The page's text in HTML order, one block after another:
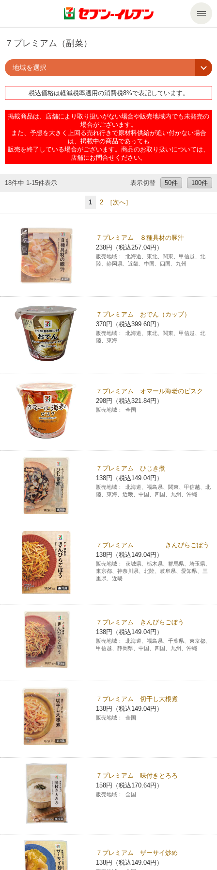
商品のご案内
商品のご案内トップ
今週の新商品
商品カテゴリ一覧
食の安全・安心への取組み
ギフト
プリペイドカード・金券
ニンテンドー・ダウンロードカード
セール・キャンペーン
サービス
nanacoトップ
マルチコピー機でできることトップ
コピー
プリント
スキャン
ファクス
チケット
スポーツ振興くじ
行政サービス
保険
学び・教育
宅配便
切手・はがき・印紙
セブン銀行ATM
ご利用可能なお支払い方法
各種料金のお支払い
レジでApple Accountにチャージ
オンラインフォトサービス
宅配ロッカー（店舗限定）
自転車シェアリング（店舗限定）
モバイルバッテリーシェアリング（店舗限定）
モバイルWi-Fiバッテリーシェアリング（店舗限定）
荷物預かりサービス「ecbocloakエクボクローク」（店舗限定）
パウダースペース ラブン（店舗限定）
ソフトバンクギフト
チケットサービス
セブンチケット
チケットぴあ
イープラス
CNプレイガイド
セブン‐イレブンでお受取り
タワーレコード
セブンネットショッピング
停電時のサービス停止のお知らせ
企業情報トップ
ニュースリリース
企業理念
会社概要
沿革
国内店舗数
セブン‐イレブンの海外事業
データで見るセブン‐イレブン
セブン‐イレブンの「商品力」
セブン-イレブンの横顔
セブン-イレブンの歴史
私たちの取組み
サステナビリティ
セブン＆アイ・ホールディングスの重点課題
サステナビリティ活動基本方針
GREEN CHALLENGE 2050
4VISIONS
サステナビリティレポート
報告書ライブラリー
加盟店オーナー募集 物件募集・購入
アルバイト情報
店舗検索
ネットショッピング
お問い合わせ
Language
English (Corporate)
English (Services)
简体中文(服务)
한국어(서비스)
ภาษาไทย(บริการ)
７プレミアム（副菜）
地域を選択
税込価格は軽減税率適用の消費税8%で表記しています。
掲載商品は、店舗により取り扱いがない場合や販売地域内でも未発売の
場合がございます。
また、予想を大きく上回る売れ行きで原材料供給が追い付かない場合
は、掲載中の商品であっても
販売を終了している場合がございます。商品のお取り扱いについては、
店舗にお問合せください。
18件中 1-15件表示 表示切替 50件 100件
1 2 ［次へ］
７プレミアム ８種具材の豚汁
238円（税込257.04円）
販売地域：
北海道、東北、関東、甲信越、北
陸、静岡県、近畿、中国、四国、九州
７プレミアム おでん（カップ）
370円（税込399.60円）
販売地域：
北海道、東北、関東、甲信越、北
陸、東海
７プレミアム オマール海老のビスク
298円（税込321.84円）
販売地域： 全国
７プレミアム ひじき煮
138円（税込149.04円）
販売地域：
北海道、福島県、関東、甲信越、北
陸、東海、近畿、中国、四国、九州、沖縄
７プレミアム きんぴらごぼう
138円（税込149.04円）
販売地域：
茨城県、栃木県、群馬県、埼玉県、
東京都、神奈川県、北陸、岐阜県、愛知県、三
重県、近畿
７プレミアム きんぴらごぼう
138円（税込149.04円）
販売地域：
北海道、福島県、千葉県、東京都、
甲信越、静岡県、中国、四国、九州、沖縄
７プレミアム 切干し大根煮
138円（税込149.04円）
販売地域： 全国
７プレミアム 味付きとろろ
158円（税込170.64円）
販売地域： 全国
７プレミアム ザーサイ炒め
138円（税込149.04円）